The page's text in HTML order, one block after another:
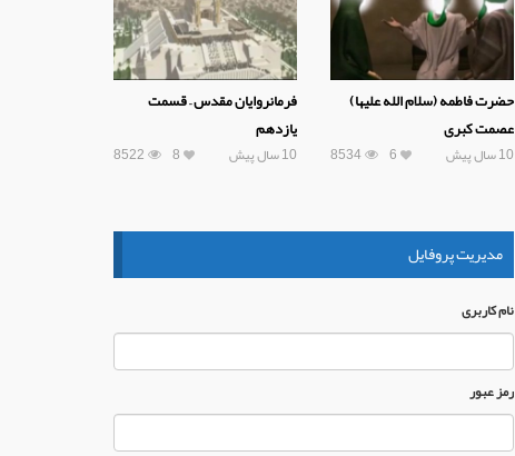
حضرت فاطمه (سلام الله علیها)
عصمت کبری
10 سال پیش 8534 6
فرمانروایان مقدس – قسمت
یازدهم
10 سال پیش 8522 8
مدیریت پروفایل
نام كاربری
رمز عبور